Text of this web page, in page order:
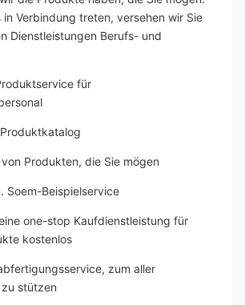
in Verbindung treten, versehen wir Sie
Dienstleistungen Berufs- und
für
Produkten, die Sie mögen
Soem-Beispielservice
one-stop Kaufdienstleistung für
kostenlos
zum aller
stützen